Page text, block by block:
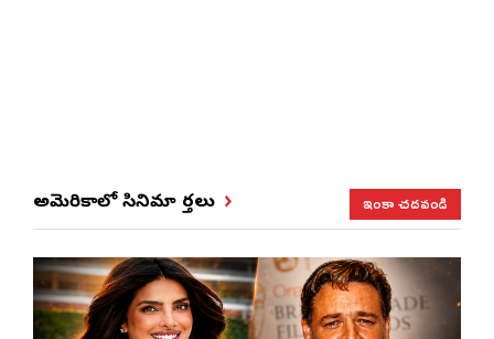
అమెరికాలో సినిమా వార్తలు ఇంకా చదవండి